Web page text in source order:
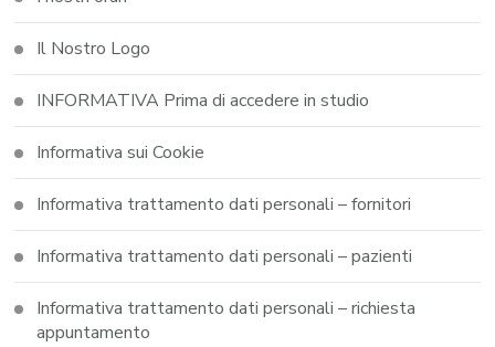
Il Nostro Logo
INFORMATIVA Prima di accedere in studio
Informativa sui Cookie
Informativa trattamento dati personali – fornitori
Informativa trattamento dati personali – pazienti
Informativa trattamento dati personali – richiesta
appuntamento